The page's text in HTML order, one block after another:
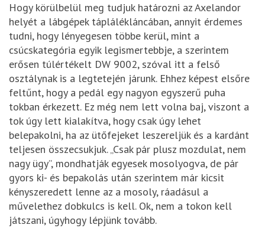
Hogy körülbelül meg tudjuk határozni az Axelandor
helyét a lábgépek táplálékláncában, annyit érdemes
tudni, hogy lényegesen többe kerül, mint a
csúcskategória egyik legismertebbje, a szerintem
erősen túlértékelt DW 9002, szóval itt a felső
osztálynak is a legtetején járunk. Ehhez képest elsőre
feltűnt, hogy a pedál egy nagyon egyszerű puha
tokban érkezett. Ez még nem lett volna baj, viszont a
tok úgy lett kialakítva, hogy csak úgy lehet
belepakolni, ha az ütőfejeket leszereljük és a kardánt
teljesen összecsukjuk. „Csak pár plusz mozdulat, nem
nagy ügy”, mondhatják egyesek mosolyogva, de pár
gyors ki- és bepakolás után szerintem már kicsit
kényszeredett lenne az a mosoly, ráadásul a
művelethez dobkulcs is kell. Ok, nem a tokon kell
játszani, úgyhogy lépjünk tovább.